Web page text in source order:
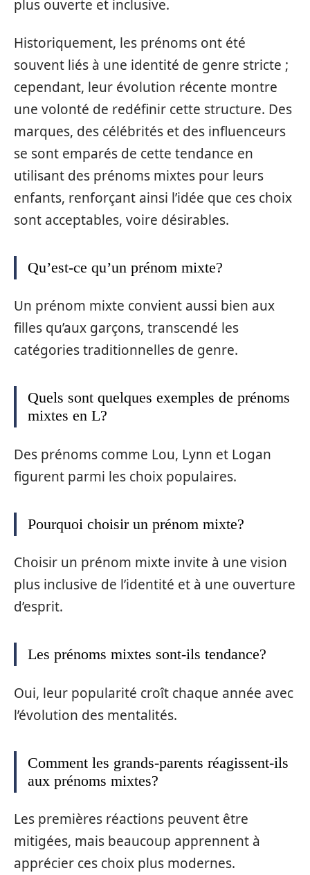
plus ouverte et inclusive.
Historiquement, les prénoms ont été
souvent liés à une identité de genre stricte ;
cependant, leur évolution récente montre
une volonté de redéfinir cette structure. Des
marques, des célébrités et des influenceurs
se sont emparés de cette tendance en
utilisant des prénoms mixtes pour leurs
enfants, renforçant ainsi l’idée que ces choix
sont acceptables, voire désirables.
Qu’est-ce qu’un prénom mixte?
Un prénom mixte convient aussi bien aux
filles qu’aux garçons, transcendé les
catégories traditionnelles de genre.
Quels sont quelques exemples de prénoms
mixtes en L?
Des prénoms comme Lou, Lynn et Logan
figurent parmi les choix populaires.
Pourquoi choisir un prénom mixte?
Choisir un prénom mixte invite à une vision
plus inclusive de l’identité et à une ouverture
d’esprit.
Les prénoms mixtes sont-ils tendance?
Oui, leur popularité croît chaque année avec
l’évolution des mentalités.
Comment les grands-parents réagissent-ils
aux prénoms mixtes?
Les premières réactions peuvent être
mitigées, mais beaucoup apprennent à
apprécier ces choix plus modernes.